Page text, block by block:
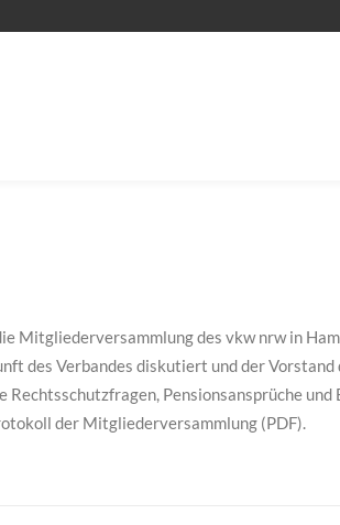
Mitgliederversammlung des vkw nrw in
des Verbandes diskutiert und der Vorstand
Pensionsansprüche und
der Mitgliederversammlung (PDF).